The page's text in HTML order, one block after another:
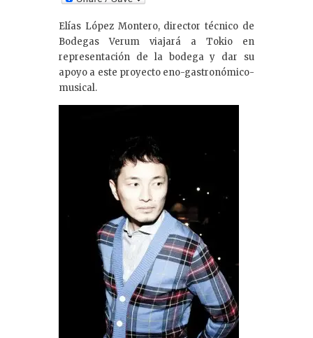
k
e
dI
n
Elías López Montero, director técnico de
Bodegas Verum viajará a Tokio en
representación de la bodega y dar su
apoyo a este proyecto eno-gastronómico-
musical.